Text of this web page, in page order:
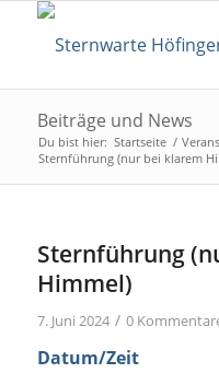
Beiträge und News
Du bist hier: Startseite /
Sternführung (nur bei klarem
Sternführung
Himmel)
7. Juni 2024 / 0
Datum/Zeit